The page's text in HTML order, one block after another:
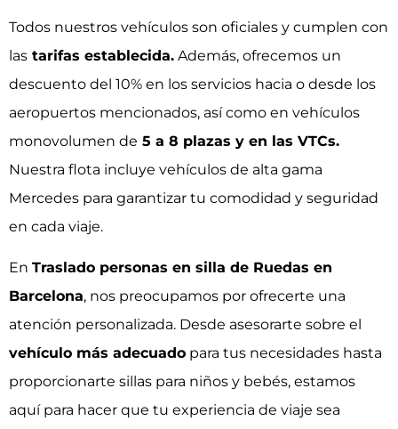
Todos nuestros vehículos son oficiales y cumplen con
las tarifas establecida. Además, ofrecemos un
descuento del 10% en los servicios hacia o desde los
aeropuertos mencionados, así como en vehículos
monovolumen de 5 a 8 plazas y en las VTCs.
Nuestra flota incluye vehículos de alta gama
Mercedes para garantizar tu comodidad y seguridad
en cada viaje.
En Traslado personas en silla de Ruedas en
Barcelona, nos preocupamos por ofrecerte una
atención personalizada. Desde asesorarte sobre el
vehículo más adecuado para tus necesidades hasta
proporcionarte sillas para niños y bebés, estamos
aquí para hacer que tu experiencia de viaje sea